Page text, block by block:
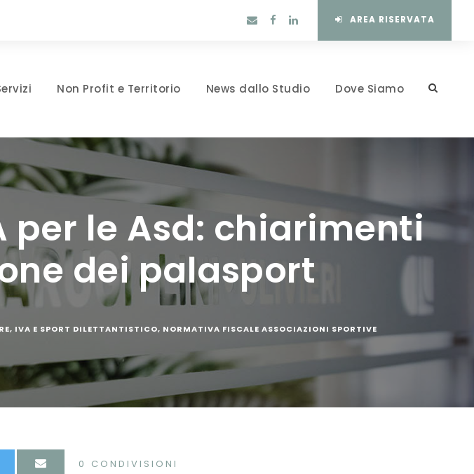
AREA RISERVATA
Non Profit e Territorio News dallo Studio Dove Siamo
per le Asd: chiarimenti
dei palasport
, IVA E SPORT DILETTANTISTICO, NORMATIVA FISCALE ASSOCIAZIONI SPORTIVE
0 CONDIVISIONI